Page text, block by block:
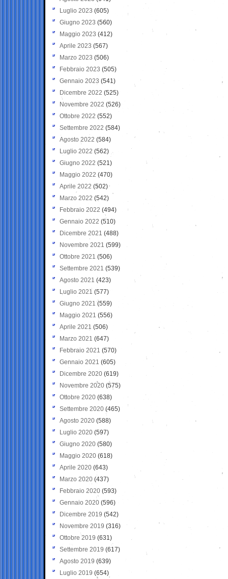
Luglio 2023 (605)
Giugno 2023 (560)
Maggio 2023 (412)
Aprile 2023 (567)
Marzo 2023 (506)
Febbraio 2023 (505)
Gennaio 2023 (541)
Dicembre 2022 (525)
Novembre 2022 (526)
Ottobre 2022 (552)
Settembre 2022 (584)
Agosto 2022 (584)
Luglio 2022 (562)
Giugno 2022 (521)
Maggio 2022 (470)
Aprile 2022 (502)
Marzo 2022 (542)
Febbraio 2022 (494)
Gennaio 2022 (510)
Dicembre 2021 (488)
Novembre 2021 (599)
Ottobre 2021 (506)
Settembre 2021 (539)
Agosto 2021 (423)
Luglio 2021 (577)
Giugno 2021(559)
Maggio 2021 (556)
Aprile 2021 (506)
Marzo 2021 (647)
Febbraio 2021 (570)
Gennaio 2021 (605)
Dicembre 2020 (619)
Novembre 2020 (575)
Ottobre 2020 (638)
Settembre 2020(465)
Agosto 2020 (588)
Luglio 2020 (597)
Giugno 2020 (580)
Maggio 2020 (618)
Aprile 2020 (643)
Marzo 2020 (437)
Febbraio 2020 (593)
Gennaio 2020 (596)
Dicembre 2019 (542)
Novembre 2019 (316)
Ottobre 2019 (631)
Settembre 2019 (617)
Agosto 2019 (639)
Luglio 2019 (654)